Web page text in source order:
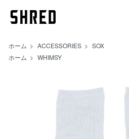
ホーム > ACCESSORIES > SOX
ホーム > WHIMSY